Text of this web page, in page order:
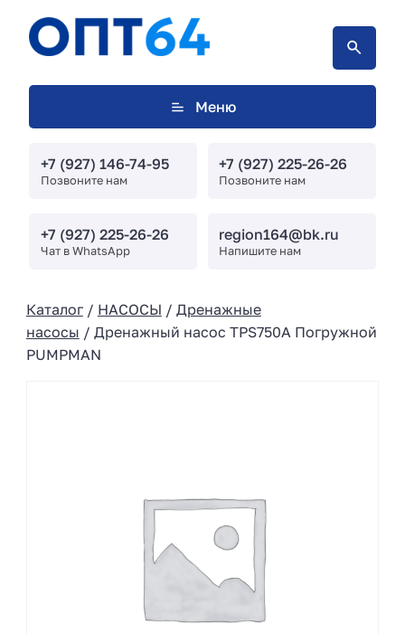
Меню
+7 (927) 146-74-95
Позвоните нам
+7 (927) 225-26-26
Позвоните нам
+7 (927) 225-26-26
Чат в WhatsApp
region164@bk.ru
Напишите нам
Каталог/ НАСОСЫ / Дренажные
насосы / Дренажный насос TPS750A Погружной
PUMPMAN